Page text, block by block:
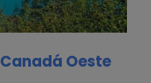
Oeste